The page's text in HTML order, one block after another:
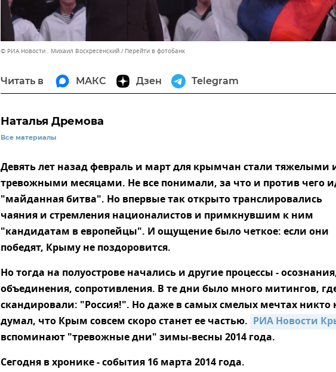
© РИА Новости . Михаил Воскресенский Перейти в фотобанк
Читать в МАКС Дзен Telegram
Наталья Дремова
Все материалы
Девять лет назад февраль и март для крымчан стали тяжелыми
тревожными месяцами. Не все понимали, за что и против чего
"майданная битва". Но впервые так открыто транслировались
чаяния и стремления националистов и примкнувшим к ним
"кандидатам в европейцы". И ощущение было четкое: если они
победят, Крыму не поздоровится.
Но тогда на полуострове начались и другие процессы -
объединения, сопротивления. В те дни было много митингов,
скандировали: "Россия!". Но даже в самых смелых мечтах никто
думал, что Крым совсем скоро станет ее частью. РИА Новости
вспоминают "тревожные дни" зимы-весны 2014 года.
Сегодня в хронике - события 16 марта 2014 года.